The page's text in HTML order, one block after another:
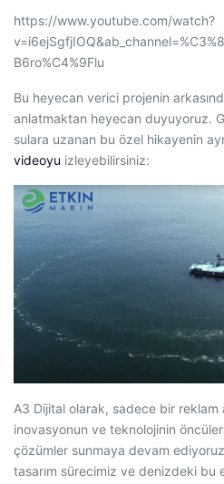
https://www.youtube.com/watch?
B6ro%C4%9Flu
Bu heyecan verici projenin
anlatmaktan heyecan duyuyoruz.
sulara uzanan bu özel hikayenin
videoyu izleyebilirsiniz:
A3 Dijital olarak, sadece bir reklam
inovasyonun ve teknolojinin
çözümler sunmaya devam
tasarım sürecimiz ve denizdeki bu